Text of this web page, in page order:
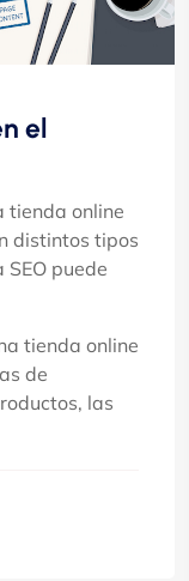
el
tienda online
distintos tipos
puede
tienda online
de
las